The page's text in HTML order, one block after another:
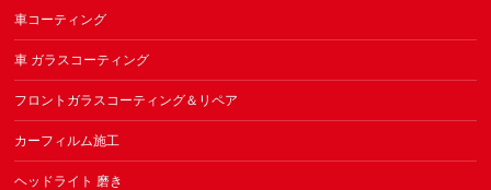
車コーティング
車 ガラスコーティング
フロントガラスコーティング＆リペア
カーフィルム施工
ヘッドライト 磨き